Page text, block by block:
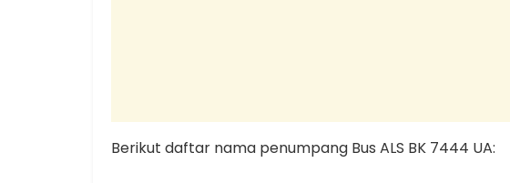
Berikut daftar nama penumpang Bus ALS BK 7444 UA: